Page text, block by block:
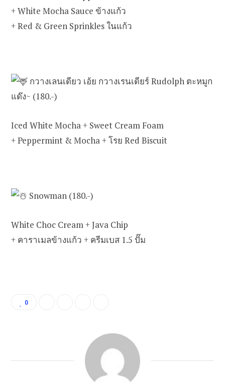
+ White Mocha Sauce ข้างแก้ว
+ Red & Green Sprinkles ในแก้ว
กวางเลนเดียว เอ้ย กวางเรนเดียร์ Rudolph ตะหมูก
แด๊ง~ (180.-)
Iced White Mocha + Sweet Cream Foam
+ Peppermint & Mocha + โรย Red Biscuit
Snowman (180.-)
White Choc Cream + Java Chip
+ คาราเมลข้างแก้ว + ครีมเบส 1.5 ปั๊ม
0